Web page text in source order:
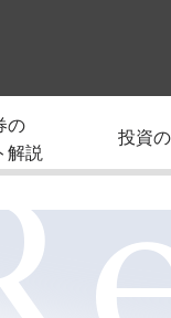
の
解説
投資